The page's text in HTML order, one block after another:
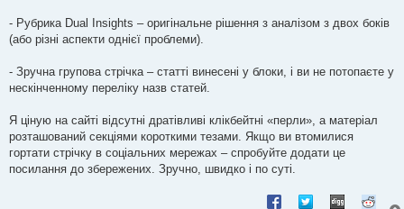
- Рубрика Dual Insights – оригінальне рішення з аналізом з двох боків
(або різні аспекти однієї проблеми).
- Зручна групова стрічка – статті винесені у блоки, і ви не потопаєте у
нескінченному переліку назв статей.
Я ціную на сайті відсутні дратівливі клікбейтні «перли», а матеріал
розташований секціями короткими тезами. Якщо ви втомилися
гортати стрічку в соціальних мережах – спробуйте додати це
посилання до збережених. Зручно, швидко і по суті.